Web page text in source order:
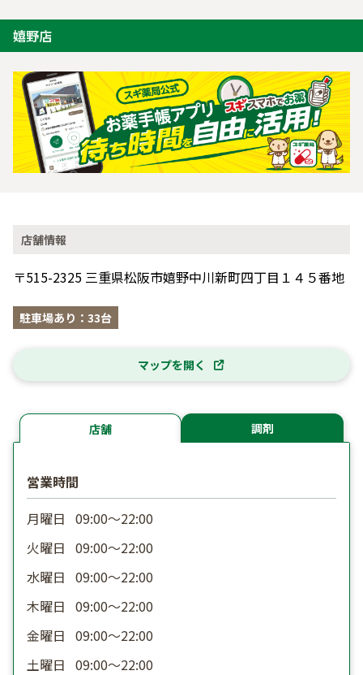
嬉野店
店舗情報
〒515-2325 三重県松阪市嬉野中川新町四丁目１４５番地
駐車場あり：33台
マップを開く
店舗 調剤
営業時間
月曜日 09:00〜22:00
火曜日 09:00〜22:00
水曜日 09:00〜22:00
木曜日 09:00〜22:00
金曜日 09:00〜22:00
土曜日 09:00〜22:00